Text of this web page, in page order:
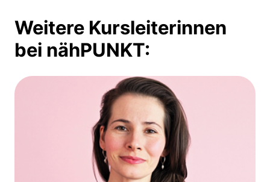
Weitere Kursleiterinnen
bei nähPUNKT: